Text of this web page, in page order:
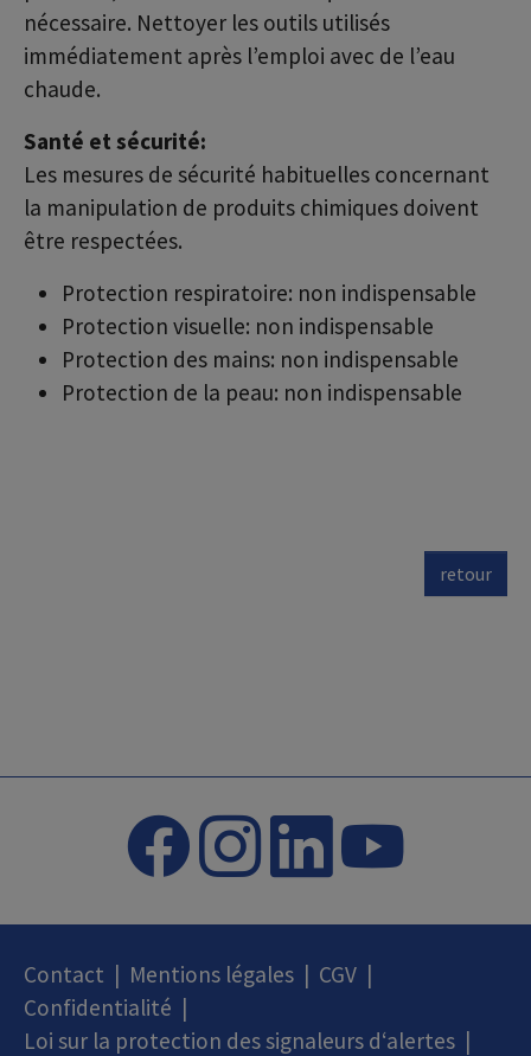
nécessaire. Nettoyer les outils utilisés
immédiatement après l’emploi avec de l’eau
chaude.
Santé et sécurité:
Les mesures de sécurité habituelles concernant
la manipulation de produits chimiques doivent
être respectées.
Protection respiratoire: non indispensable
Protection visuelle: non indispensable
Protection des mains: non indispensable
Protection de la peau: non indispensable
retour
Contact Mentions légales CGV
Confidentialité
Loi sur la protection des signaleurs d‘alertes